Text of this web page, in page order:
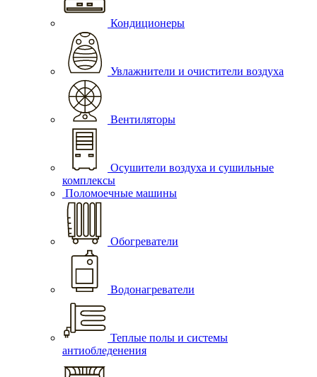
Кондиционеры
Увлажнители и очистители воздуха
Вентиляторы
Осушители воздуха и сушильные
комплексы
Поломоечные машины
Обогреватели
Водонагреватели
Теплые полы и системы
антиобледенения